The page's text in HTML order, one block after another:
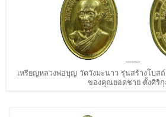
เหรียญหลวงพ่อบุญ วัดวังมะนาว รุ่นสร้างโบส
ของคุณยอดชาย ตั้งศิริกุ